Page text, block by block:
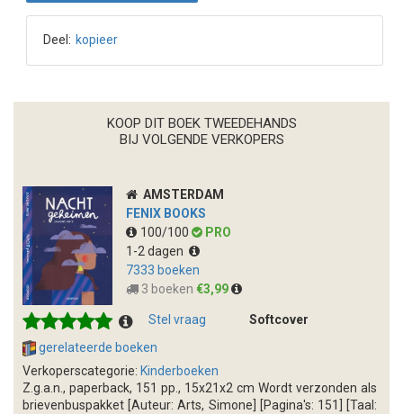
Deel: kopieer
KOOP DIT BOEK TWEEDEHANDS
BIJ VOLGENDE VERKOPERS
AMSTERDAM
FENIX BOOKS
100/100
PRO
1-2 dagen
7333 boeken
3 boeken €3,99
Stel vraag
Softcover
gerelateerde boeken
Verkoperscategorie: Kinderboeken
Z.g.a.n., paperback, 151 pp., 15x21x2 cm Wordt verzonden als
brievenbuspakket [Auteur: Arts, Simone] [Pagina's: 151] [Taal: